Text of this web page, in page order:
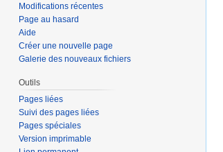
Modifications récentes
Page au hasard
Aide
Créer une nouvelle page
Galerie des nouveaux fichiers
Outils
Pages liées
Suivi des pages liées
Pages spéciales
Version imprimable